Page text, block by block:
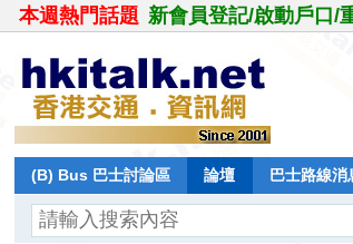
本週熱門話題 新會員登記/啟動戶口/
(B) Bus 巴士討論區 論壇 巴士路線消